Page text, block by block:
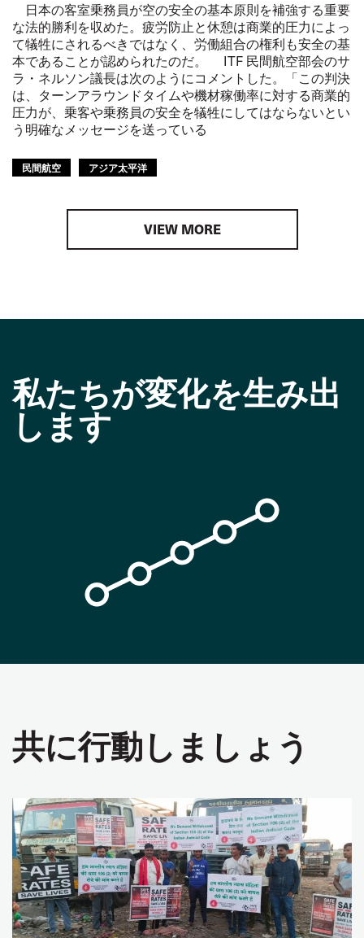
日本の客室乗務員が空の安全の基本原則を補強する重要
な法的勝利を収めた。疲労防止と休憩は商業的圧力によっ
て犠牲にされるべきではなく、労働組合の権利も安全の基
本であることが認められたのだ。 ITF 民間航空部会のサ
ラ・ネルソン議長は次のようにコメントした。「この判決
は、ターンアラウンドタイムや機材稼働率に対する商業的
圧力が、乗客や乗務員の安全を犠牲にしてはならないとい
う明確なメッセージを送っている
民間航空 アジア太平洋
VIEW MORE
私たちが変化を生み出
します
共に行動しましょう